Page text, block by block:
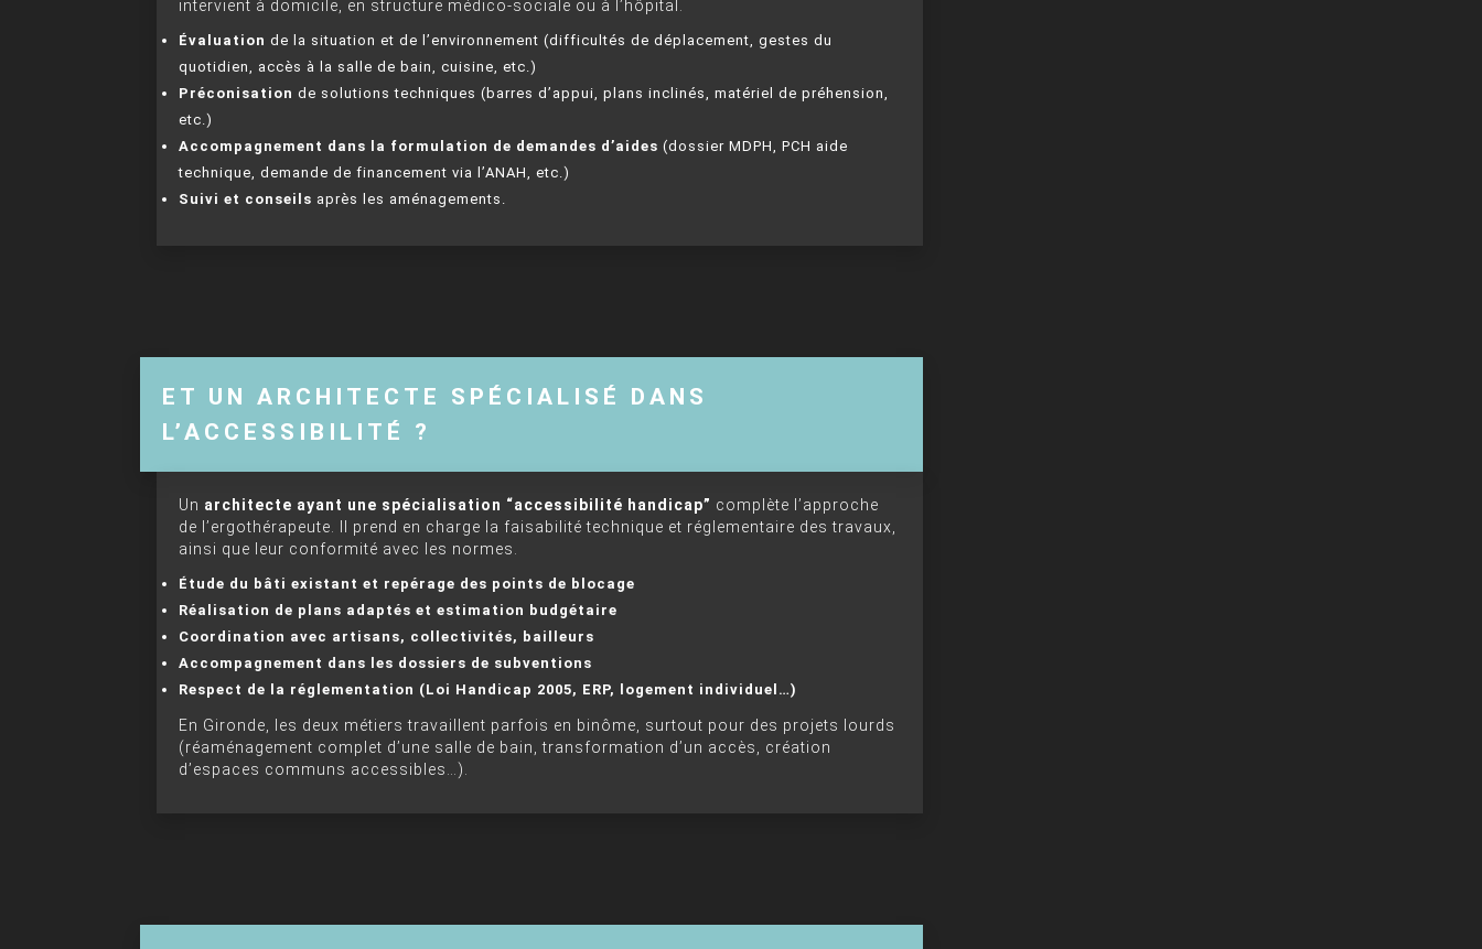
intervient à domicile, en structure médico-sociale ou à l’hôpital.
Évaluation de la situation et de l’environnement (difficultés de déplacement, gestes du
quotidien, accès à la salle de bain, cuisine, etc.)
Préconisation de solutions techniques (barres d’appui, plans inclinés, matériel de préhension,
etc.)
Accompagnement dans la formulation de demandes d’aides (dossier MDPH, PCH aide
technique, demande de financement via l’ANAH, etc.)
Suivi et conseils après les aménagements.
ET UN ARCHITECTE SPÉCIALISÉ DANS
L’ACCESSIBILITÉ ?
Un architecte ayant une spécialisation “accessibilité handicap” complète l’approche
de l’ergothérapeute. Il prend en charge la faisabilité technique et réglementaire des travaux,
ainsi que leur conformité avec les normes.
Étude du bâti existant et repérage des points de blocage
Réalisation de plans adaptés et estimation budgétaire
Coordination avec artisans, collectivités, bailleurs
Accompagnement dans les dossiers de subventions
Respect de la réglementation (Loi Handicap 2005, ERP, logement individuel…)
En Gironde, les deux métiers travaillent parfois en binôme, surtout pour des projets lourds
(réaménagement complet d’une salle de bain, transformation d’un accès, création
d’espaces communs accessibles…).